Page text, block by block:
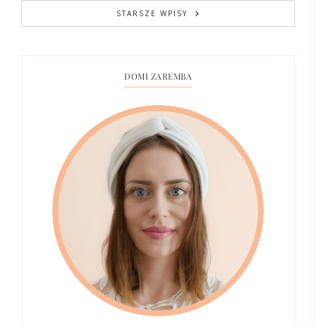
STARSZE WPISY
DOMI ZAREMBA